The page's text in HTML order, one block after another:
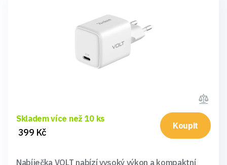
Skladem více než 10 ks
399 Kč
Koupit
Nabíječka VOLT nabízí vysoký výkon a kompaktní